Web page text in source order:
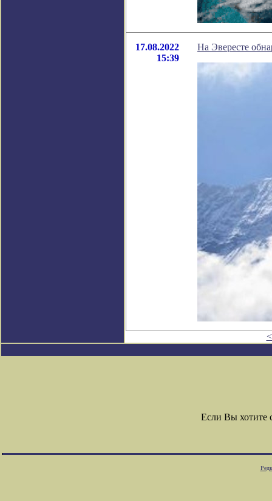
17.08.2022
15:39
На Эвересте
Если Вы хотите